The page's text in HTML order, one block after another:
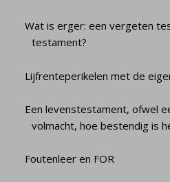
Wat is erger: een vergeten
testament?
Lijfrenteperikelen met de
Een levenstestament, ofwel
volmacht, hoe bestendig is
Foutenleer en FOR